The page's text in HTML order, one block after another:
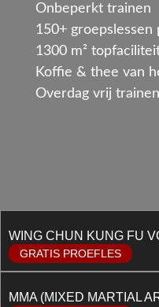
Onbeperkt trainen
150+ groepslessen
1300 m²
Koffie & thee van
Overdag vrij trainen
WING CHUN KUNG FU
GRATIS PROEFLES
MMA (MIXED MARTIAL